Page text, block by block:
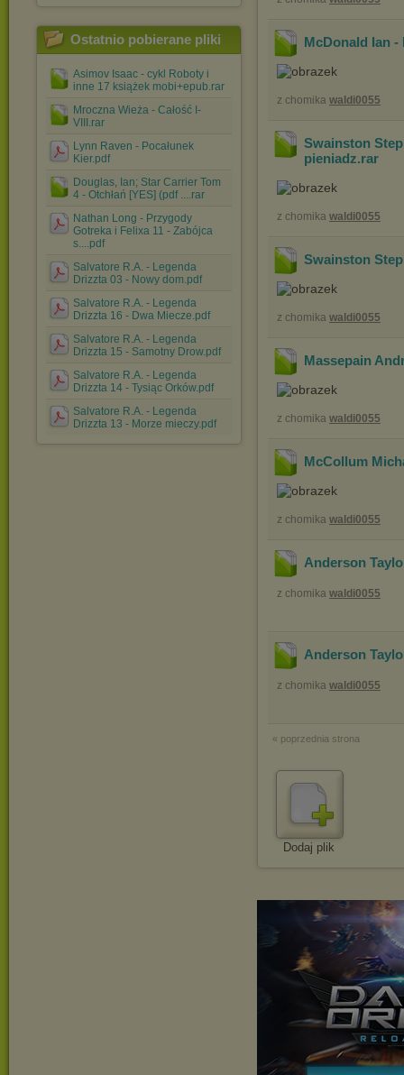
Ostatnio pobierane pliki
Asimov Isaac - cykl Roboty i
inne 17 książek mobi+epub.rar
Mroczna Wieża - Całość I-
VIII.rar
Lynn Raven - Pocałunek
Kier.pdf
Douglas, Ian; Star Carrier Tom
4 - Otchłań [YES] (pdf ....rar
Nathan Long - Przygody
Gotreka i Felixa 11 - Zabójca
s....pdf
Salvatore R.A. - Legenda
Drizzta 03 - Nowy dom.pdf
Salvatore R.A. - Legenda
Drizzta 16 - Dwa Miecze.pdf
Salvatore R.A. - Legenda
Drizzta 15 - Samotny Drow.pdf
Salvatore R.A. - Legenda
Drizzta 14 - Tysiąc Orków.pdf
Salvatore R.A. - Legenda
Drizzta 13 - Morze mieczy.pdf
McDonald Ian -
z chomika waldi0055
Swainston
pieniadz.rar
z chomika waldi0055
Swainston
z chomika waldi0055
Massepain
z chomika waldi0055
McCollum
z chomika waldi0055
Anderson
z chomika waldi0055
Anderson
z chomika waldi0055
« poprzednia strona
Dodaj plik